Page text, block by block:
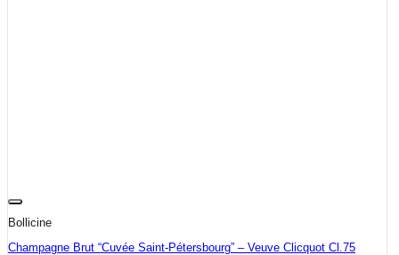
Bollicine
Champagne Brut “Cuvée Saint-Pétersbourg” – Veuve Clicquot Cl.75